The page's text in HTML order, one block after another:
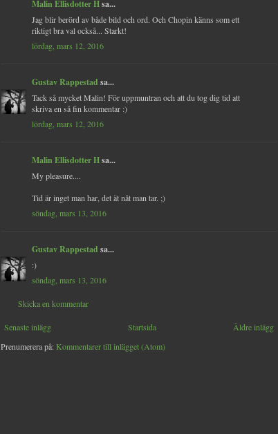
Malin Ellisdotter Hsa...
Jag blir berörd av både bild och ord. Och Chopin känns som ett
riktigt bra val också... Starkt!
lördag, mars 12, 2016
Gustav Rappestad sa...
Tack så mycket Malin! För uppmuntran och att du tog dig tid att
skriva en så fin kommentar :)
lördag, mars 12, 2016
Malin Ellisdotter Hsa...
My pleasure....
Tid är inget man har, det ät nåt man tar. ;)
söndag, mars 13, 2016
Gustav Rappestad sa...
:)
söndag, mars 13, 2016
Skicka en kommentar
Senaste inlägg Äldre inlägg
Startsida
Prenumerera på: Kommentarer till inlägget (Atom)